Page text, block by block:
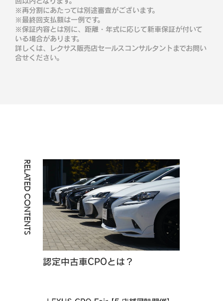
※再分割にあたっては別途審査がございます。
※最終回支払額は一例です。
※保証内容とは別に、距離・年式に応じて新車保証が付いて
いる場合があります。
詳しくは、レクサス販売店セールスコンサルタントまでお問い
合せください。
RELATED CONTENTS
認定中古車CPOとは？